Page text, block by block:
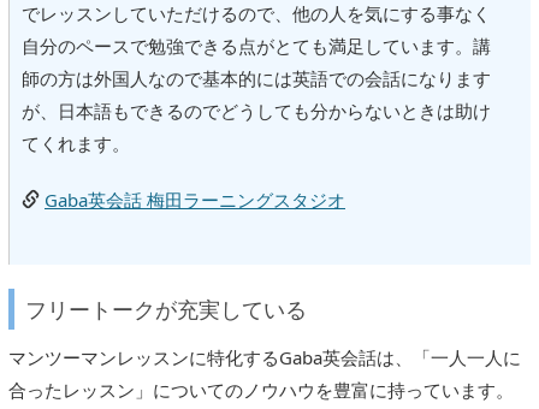
でレッスンしていただけるので、他の人を気にする事なく
自分のペースで勉強できる点がとても満足しています。講
師の方は外国人なので基本的には英語での会話になります
が、日本語もできるのでどうしても分からないときは助け
てくれます。
Gaba英会話 梅田ラーニングスタジオ
フリートークが充実している
マンツーマンレッスンに特化するGaba英会話は、「一人一人に
合ったレッスン」についてのノウハウを豊富に持っています。